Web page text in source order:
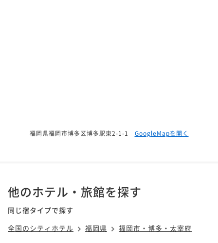
福岡県福岡市博多区博多駅東2-1-1 GoogleMapを開く
他のホテル・旅館を探す
同じ宿タイプで探す
全国のシティホテル
福岡県 福岡市・博多・太宰府